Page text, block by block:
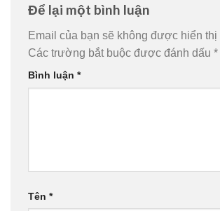
Để lại một bình luận
Email của bạn sẽ không được hiển thị
Các trường bắt buộc được đánh dấu *
Bình luận *
Tên *